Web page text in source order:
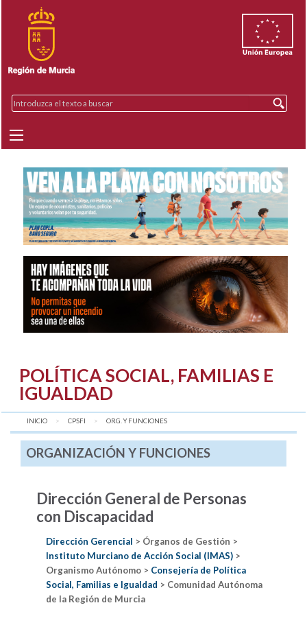
POLÍTICA SOCIAL, FAMILIAS E
IGUALDAD
INICIO CPSFI AQUÍ:
ORG. Y FUNCIONES
ORGANIZACIÓN Y FUNCIONES
Dirección General de Personas
con Discapacidad
Dirección Gerencial > Órganos de Gestión >
Instituto Murciano de Acción Social (IMAS)>
Organismo Autónomo > Consejería de Política
Social, Familias e Igualdad > Comunidad Autónoma
de la Región de Murcia